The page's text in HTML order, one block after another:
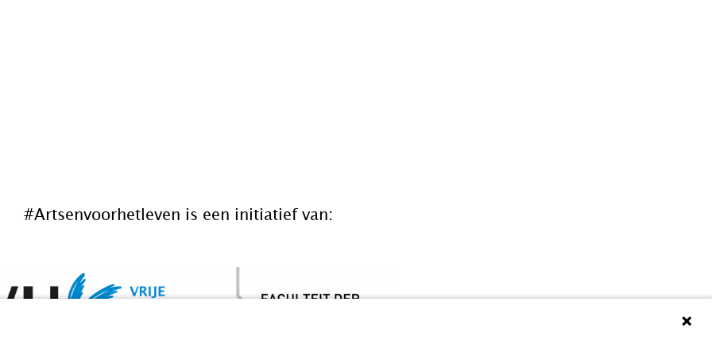
#Artsenvoorhetleven is een initiatief van: